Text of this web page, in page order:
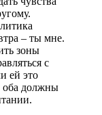
– ты мне.
зоны
с
ей это
оба должны